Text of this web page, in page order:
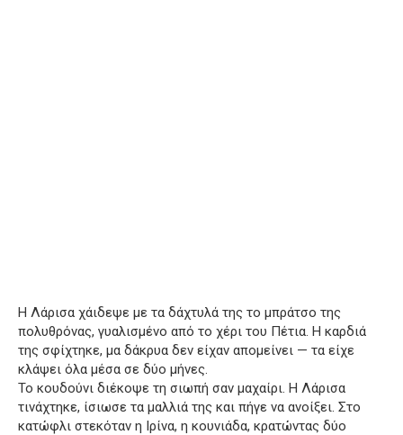
Η Λάρισα χάιδεψε με τα δάχτυλά της το μπράτσο της
πολυθρόνας, γυαλισμένο από το χέρι του Πέτια. Η καρδιά
της σφίχτηκε, μα δάκρυα δεν είχαν απομείνει — τα είχε
κλάψει όλα μέσα σε δύο μήνες.
Το κουδούνι διέκοψε τη σιωπή σαν μαχαίρι. Η Λάρισα
τινάχτηκε, ίσιωσε τα μαλλιά της και πήγε να ανοίξει. Στο
κατώφλι στεκόταν η Ιρίνα, η κουνιάδα, κρατώντας δύο